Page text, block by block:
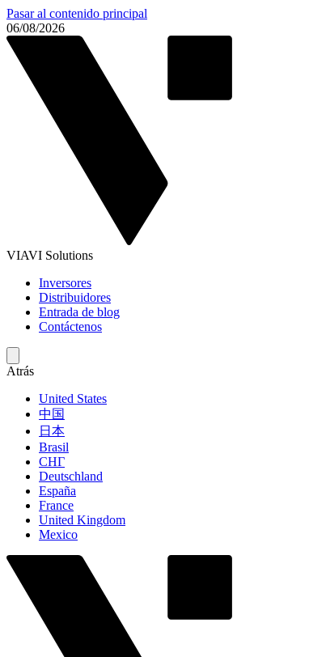
Pasar al contenido principal
06/08/2026
VIAVI Solutions
Inversores
Distribuidores
Entrada de blog
Contáctenos
Atrás
United States
中国
日本
Brasil
СНГ
Deutschland
España
France
United Kingdom
Mexico